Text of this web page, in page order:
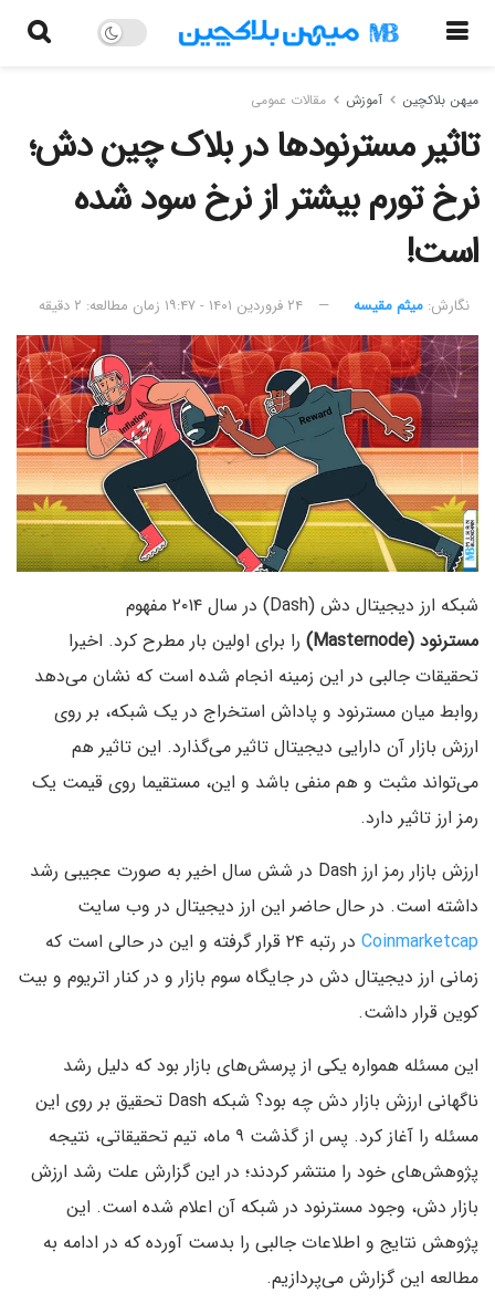
میهن بلاکچین آموزش مقالات عمومی
تاثیر مسترنودها در بلاک چین دش؛
نرخ تورم بیشتر از نرخ سود شده
است!
نگارش:‌ میثم مقیسه ۲۴ فروردین ۱۴۰۱ - ۱۹:۴۷ زمان مطالعه: ۲ دقیقه
شبکه ارز دیجیتال دش (Dash) در سال ۲۰۱۴ مفهوم
مسترنود (Masternode)
را برای اولین بار مطرح کرد. اخیرا
تحقیقات جالبی در این زمینه انجام شده است که نشان می‌دهد
روابط میان مسترنود و پاداش استخراج در یک شبکه، بر روی
ارزش بازار آن دارایی دیجیتال تاثیر می‌گذارد. این تاثیر هم
می‌تواند مثبت و هم منفی باشد و این، مستقیما روی قیمت یک
رمز ارز تاثیر دارد.
ارزش بازار رمز ارز Dash در شش سال اخیر به صورت عجیبی رشد
داشته است. در حال حاضر این ارز دیجیتال در وب سایت
Coinmarketcap
در رتبه ۲۴ قرار گرفته و این در حالی است که
زمانی ارز دیجیتال دش در جایگاه سوم بازار و در کنار اتریوم و بیت
کوین قرار داشت.
این مسئله همواره یکی از پرسش‌های بازار بود که دلیل رشد
ناگهانی ارزش بازار دش چه بود؟ شبکه Dash تحقیق بر روی این
مسئله را آغاز کرد. پس از گذشت ۹ ماه، تیم تحقیقاتی، نتیجه
پژوهش‌های خود را منتشر کردند؛ در این گزارش علت رشد ارزش
بازار دش، وجود مسترنود در شبکه آن اعلام شده است. این
پژوهش نتایج و اطلاعات جالبی را بدست آورده که در ادامه به
مطالعه این گزارش می‌پردازیم.